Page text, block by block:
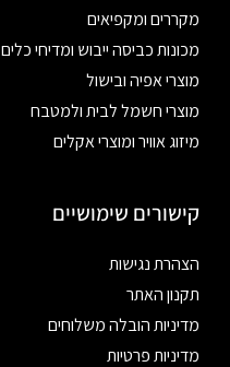
מקררים ומקפיאים
מכונות כביסה ייבוש ומדיחי כלים
מוצרי אפיה ובישול
מוצרי חשמל לבית ולמטבח
מיזוג אוויר ומוצרי אקלים
קישורים שימושיים
הצהרת נגישות
תקנון האתר
מדיניות הובלה משלוחים
מדיניות פרטיות